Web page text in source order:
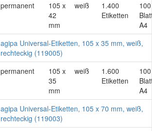
permanent
105 x
42
mm
weiß
1.400
Etiketten
100
A4
agipa Universal-Etiketten, 105 x 35 mm, weiß,
rechteckig (119005)
permanent
105 x
35
mm
weiß
1.600
Etiketten
100
A4
agipa Universal-Etiketten, 105 x 70 mm, weiß,
rechteckig (119003)